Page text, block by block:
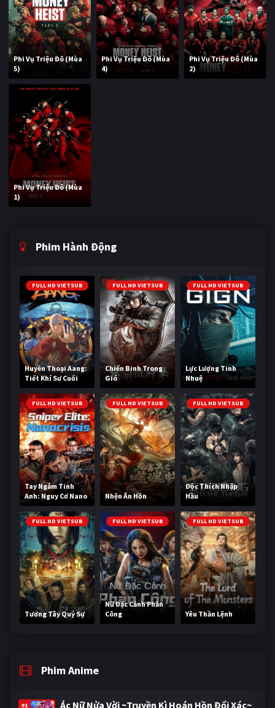
Phi Vụ Triệu Đô (Mùa
5)
Phi Vụ Triệu Đô (Mùa
4)
Phi Vụ Triệu Đô (Mùa
2)
Phi Vụ Triệu Đô (Mùa
1)
Phim Hành Động
FULL HD VIETSUB
Huyền Thoại Aang:
Tiết Khí Sư Cuối
Cùng
FULL HD VIETSUB
Chiến Binh Trong
Gió
FULL HD VIETSUB
Lực Lượng Tinh
Nhuệ
FULL HD VIETSUB
Tay Ngắm Tinh
Anh: Nguy Cơ Nano
FULL HD VIETSUB
Nhện Ăn Hồn
FULL HD VIETSUB
Độc Thích Nhập
Hầu
FULL HD VIETSUB
Tương Tây Quỷ Sự
FULL HD VIETSUB
Nữ Đặc Cảnh Phản
Công
FULL HD VIETSUB
Yêu Thần Lệnh
Phim Anime
#1 Ác Nữ Nửa Vời ~Truyền Kì Hoán Hồn Đổi Xác~